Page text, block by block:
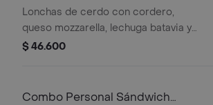
Cordero
Lonchas de cerdo con cordero,
queso mozzarella, lechuga batavia y
salsa Qbano
$ 46.600
Combo Personal Sándwich